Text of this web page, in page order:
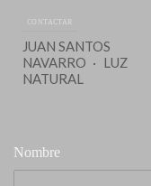
CONTACTAR
JUAN SANTOS
NAVARRO
LUZ
NATURAL
Nombre